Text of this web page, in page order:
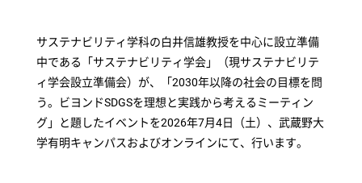
サステナビリティ学科の白井信雄教授を中心に設立準備
中である「サステナビリティ学会」（現サステナビリテ
ィ学会設立準備会）が、「2030年以降の社会の目標を問
う。ビヨンドSDGSを理想と実践から考えるミーティン
グ」と題したイベントを2026年7月4日（土）、武蔵野大
学有明キャンパスおよびオンラインにて、行います。